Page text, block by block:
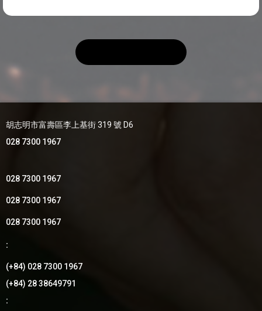
胡志明市富壽區李上基街 319 號 D6
028 7300 1967
028 7300 1967
028 7300 1967
028 7300 1967
:
(+84) 028 7300 1967
(+84) 28 38649791
: